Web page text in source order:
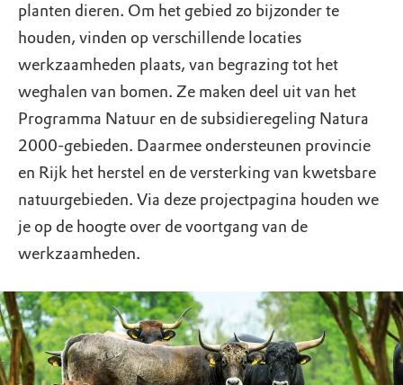
planten dieren. Om het gebied zo bijzonder te
houden, vinden op verschillende locaties
werkzaamheden plaats, van begrazing tot het
weghalen van bomen. Ze maken deel uit van het
Programma Natuur en de subsidieregeling Natura
2000-gebieden. Daarmee ondersteunen provincie
en Rijk het herstel en de versterking van kwetsbare
natuurgebieden. Via deze projectpagina houden we
je op de hoogte over de voortgang van de
werkzaamheden.